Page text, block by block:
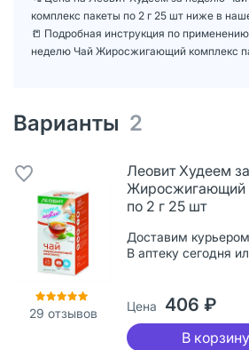
комплекс пакеты по 2 г 25 шт ниже в
📒 Подробная инструкция по
неделю Чай Жиросжигающий комплекс
Варианты 2
29 отзывов
Леовит Худеем
Жиросжигающий
по 2 г 25 шт
Доставим
В аптеку сегодня
Цена 406 ₽
В корзину